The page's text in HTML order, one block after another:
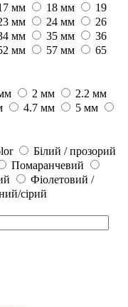
мм 18 мм
19
мм 24 мм
26
мм 35 мм
36
мм 57 мм
65
2 мм
2.2 мм
4.7 мм
5 мм
Білий / прозорий
Помаранчевий
Фіолетовий /
сірий